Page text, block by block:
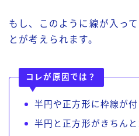
もし、このように線が入っ
とが考えられます。
コレが原因では？
半円や正方形に枠線が付
半円と正方形がきちんと